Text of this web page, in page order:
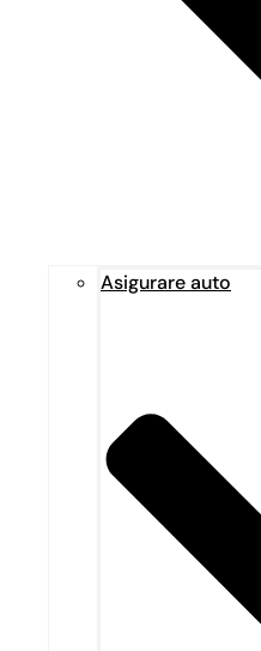
Asigurare auto